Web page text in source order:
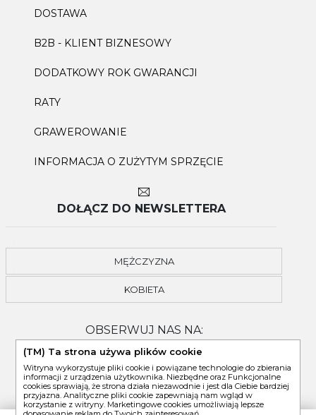
DOSTAWA
B2B - KLIENT BIZNESOWY
DODATKOWY ROK GWARANCJI
RATY
GRAWEROWANIE
INFORMACJA O ZUŻYTYM SPRZĘCIE
DOŁĄCZ DO NEWSLETTERA
MĘŻCZYZNA
KOBIETA
OBSERWUJ NAS NA:
(TM) Ta strona używa plików cookie
Witryna wykorzystuje pliki cookie i powiązane technologie do zbierania
informacji z urządzenia użytkownika. Niezbędne oraz Funkcjonalne
cookies sprawiają, że strona działa niezawodnie i jest dla Ciebie bardziej
przyjazna. Analityczne pliki cookie zapewniają nam wgląd w
korzystanie z witryny. Marketingowe cookies umożliwiają lepsze